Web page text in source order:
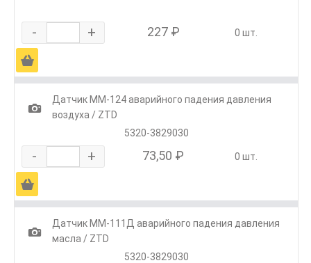
- + 227 ₽ 0 шт.
Ä
1
Датчик ММ-124 аварийного падения давления
воздуха / ZTD
5320-3829030
- + 73,50 ₽ 0 шт.
Ä
1
Датчик ММ-111Д аварийного падения давления
масла / ZTD
5320-3829030